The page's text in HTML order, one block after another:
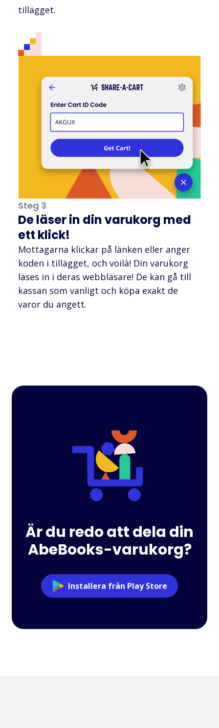
tillägget.
Steg 3
De läser in din varukorg med
ett klick!
Mottagarna klickar på länken eller anger
koden i tillägget, och voilà! Din varukorg
läses in i deras webbläsare! De kan gå till
kassan som vanligt och köpa exakt de
varor du angett.
Är du redo att dela din
AbeBooks-varukorg?
Installera från Play Store